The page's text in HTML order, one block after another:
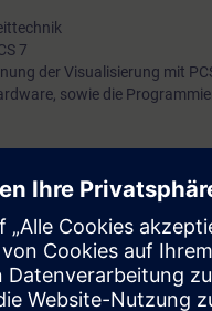
7
der Visualisierung mit
sowie die
von SIMATIC PCS 7
Journey zu buchen,
Module mit einem Trainer